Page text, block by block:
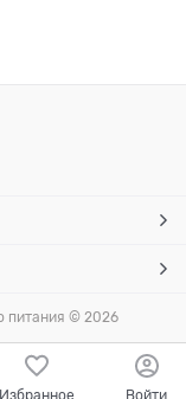
питания © 2026